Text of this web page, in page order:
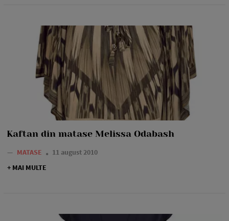
Kaftan din matase Melissa Odabash
— MATASE
11 august 2010
+ MAI MULTE